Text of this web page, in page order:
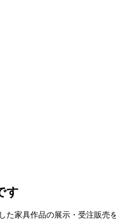
す
た家具作品の展示・受注販売